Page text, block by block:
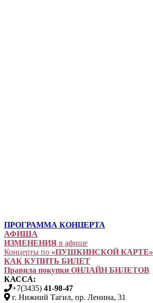
ПРОГРАММА КОНЦЕРТА
АФИША
ИЗМЕНЕНИЯ в афише
Концерты по «ПУШКИНСКОЙ КАРТЕ»
КАК КУПИТЬ БИЛЕТ
Правила покупки ОНЛАЙН БИЛЕТОВ
КАССА:
+7(3435) 41-98-47
г. Нижний Тагил, пр. Ленина, 31